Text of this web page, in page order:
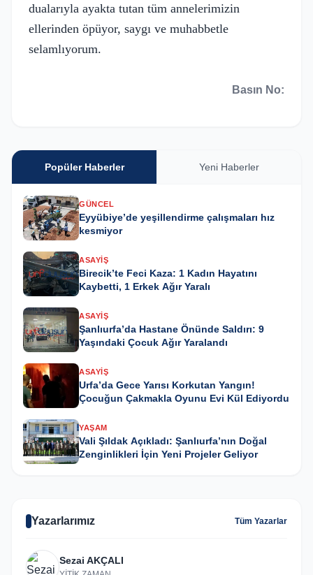
dualarıyla ayakta tutan tüm annelerimizin
ellerinden öpüyor, saygı ve muhabbetle
selamlıyorum.
Basın No:
Popüler Haberler Yeni Haberler
GÜNCEL
Eyyübiye’de yeşillendirme çalışmaları hız
kesmiyor
ASAYIŞ
Birecik’te Feci Kaza: 1 Kadın Hayatını
Kaybetti, 1 Erkek Ağır Yaralı
ASAYIŞ
Şanlıurfa’da Hastane Önünde Saldırı: 9
Yaşındaki Çocuk Ağır Yaralandı
ASAYIŞ
Urfa’da Gece Yarısı Korkutan Yangın!
Çocuğun Çakmakla Oyunu Evi Kül Ediyordu
YAŞAM
Vali Şıldak Açıkladı: Şanlıurfa’nın Doğal
Zenginlikleri İçin Yeni Projeler Geliyor
Yazarlarımız Tüm Yazarlar
Sezai AKÇALI